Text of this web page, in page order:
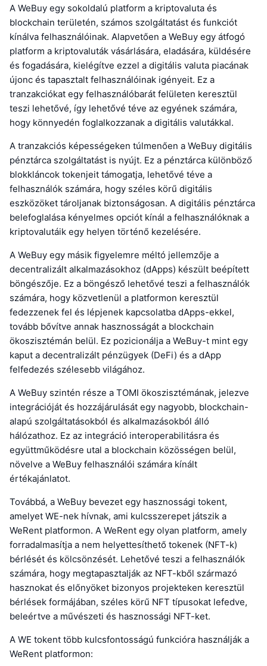
A WeBuy egy sokoldalú platform a kriptovaluta és
blockchain területén, számos szolgáltatást és funkciót
kínálva felhasználóinak. Alapvetően a WeBuy egy átfogó
platform a kriptovaluták vásárlására, eladására, küldésére
és fogadására, kielégítve ezzel a digitális valuta piacának
újonc és tapasztalt felhasználóinak igényeit. Ez a
tranzakciókat egy felhasználóbarát felületen keresztül
teszi lehetővé, így lehetővé téve az egyének számára,
hogy könnyedén foglalkozzanak a digitális valutákkal.
A tranzakciós képességeken túlmenően a WeBuy digitális
pénztárca szolgáltatást is nyújt. Ez a pénztárca különböző
blokkláncok tokenjeit támogatja, lehetővé téve a
felhasználók számára, hogy széles körű digitális
eszközöket tároljanak biztonságosan. A digitális pénztárca
belefoglalása kényelmes opciót kínál a felhasználóknak a
kriptovalutáik egy helyen történő kezelésére.
A WeBuy egy másik figyelemre méltó jellemzője a
decentralizált alkalmazásokhoz (dApps) készült beépített
böngészője. Ez a böngésző lehetővé teszi a felhasználók
számára, hogy közvetlenül a platformon keresztül
fedezzenek fel és lépjenek kapcsolatba dApps-ekkel,
tovább bővítve annak hasznosságát a blockchain
ökoszisztémán belül. Ez pozicionálja a WeBuy-t mint egy
kaput a decentralizált pénzügyek (DeFi) és a dApp
felfedezés szélesebb világához.
A WeBuy szintén része a TOMI ökoszisztémának, jelezve
integrációját és hozzájárulását egy nagyobb, blockchain-
alapú szolgáltatásokból és alkalmazásokból álló
hálózathoz. Ez az integráció interoperabilitásra és
együttműködésre utal a blockchain közösségen belül,
növelve a WeBuy felhasználói számára kínált
értékajánlatot.
Továbbá, a WeBuy bevezet egy hasznossági tokent,
amelyet WE-nek hívnak, ami kulcsszerepet játszik a
WeRent platformon. A WeRent egy olyan platform, amely
forradalmasítja a nem helyettesíthető tokenek (NFT-k)
bérlését és kölcsönzését. Lehetővé teszi a felhasználók
számára, hogy megtapasztalják az NFT-kből származó
hasznokat és előnyöket bizonyos projekteken keresztül
bérlések formájában, széles körű NFT típusokat lefedve,
beleértve a művészeti és hasznossági NFT-ket.
A WE tokent több kulcsfontosságú funkcióra használják a
WeRent platformon: